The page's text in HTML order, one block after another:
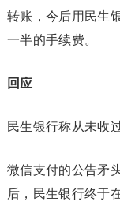
转账，今后用民生
一半的手续费。
回应
民生银行称从未收
微信支付的公告矛
后，民生银行终于